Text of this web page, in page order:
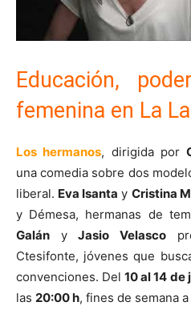
Educación,
femenina en La
Los hermanos, dirigida por
una comedia sobre dos
liberal. Eva Isanta y Cristina
y Démesa, hermanas de
Galán yJasio Velasco
Ctesifonte, jóvenes que
convenciones. Del10 al 14 de
las 20:00 h, fines de semana